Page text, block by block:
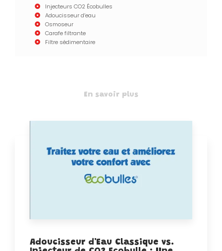
Injecteurs CO2 Écobulles
Adoucisseur d’eau
Osmoseur
Carafe filtrante
Filtre sédimentaire
En savoir plus
Adoucisseur d'Eau Classique vs.